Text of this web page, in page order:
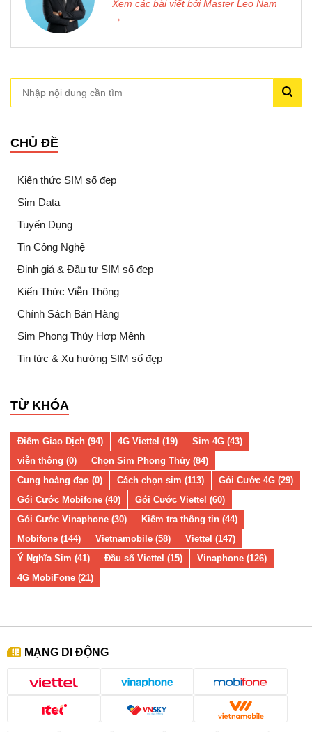
Xem các bài viết bởi Master Leo Nam
→
CHỦ ĐỀ
Kiến thức SIM số đẹp
Sim Data
Tuyển Dụng
Tin Công Nghệ
Định giá & Đầu tư SIM số đẹp
Kiến Thức Viễn Thông
Chính Sách Bán Hàng
Sim Phong Thủy Hợp Mệnh
Tin tức & Xu hướng SIM số đẹp
TỪ KHÓA
Điểm Giao Dịch (94) 4G Viettel (19)
Sim 4G (43)
viễn thông (0)
Chọn Sim Phong Thủy (84)
Cung hoàng đạo (0)
Cách chọn sim (113)
Gói Cước 4G (29)
Gói Cước Mobifone (40)
Gói Cước Viettel (60)
Gói Cước Vinaphone (30)
Kiểm tra thông tin (44)
Mobifone (144)
Vietnamobile (58)
Viettel (147)
Ý Nghĩa Sim (41)
Đầu số Viettel (15)
Vinaphone (126)
4G MobiFone (21)
MẠNG DI ĐỘNG